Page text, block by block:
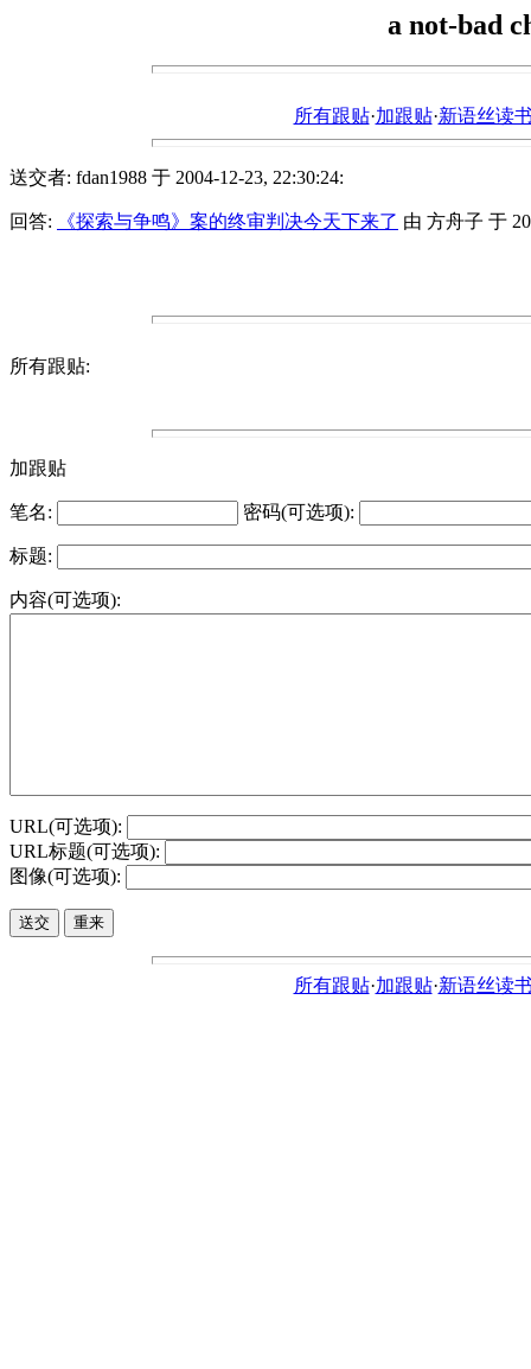
a not-bad
所有跟贴·加跟贴·新语丝读
送交者: fdan1988 于 2004-12-23, 22:30:24:
回答: 《探索与争鸣》案的终审判决今天下来了 由 方舟子 于
所有跟贴:
加跟贴
笔名: 密码(可选项):
标题:
内容(可选项):
URL(可选项):
URL标题(可选项):
图像(可选项):
所有跟贴·加跟贴·新语丝读